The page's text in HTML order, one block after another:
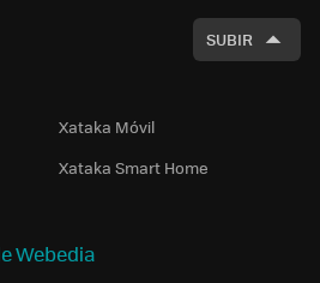
SUBIR
Xataka Móvil
Xataka Smart Home
Webedia